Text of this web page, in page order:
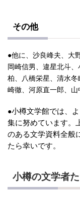
その他
●他に、沙良峰夫、大
岡崎信男、違星北斗
柏、八橋栄星、清水
崎徹、河原直一郎、
●小樽文学館では、
集に努めています。
のある文学資料全般
たら幸いです。
小樽の文学者